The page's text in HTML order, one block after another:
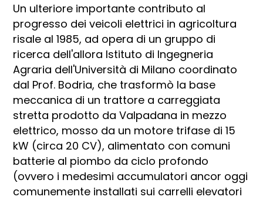
Un ulteriore importante contributo al
progresso dei veicoli elettrici in agricoltura
risale al 1985, ad opera di un gruppo di
ricerca dell'allora Istituto di Ingegneria
Agraria dell'Università di Milano coordinato
dal Prof. Bodria, che trasformò la base
meccanica di un trattore a carreggiata
stretta prodotto da Valpadana in mezzo
elettrico, mosso da un motore trifase di 15
kW (circa 20 CV), alimentato con comuni
batterie al piombo da ciclo profondo
(ovvero i medesimi accumulatori ancor oggi
comunemente installati sui carrelli elevatori